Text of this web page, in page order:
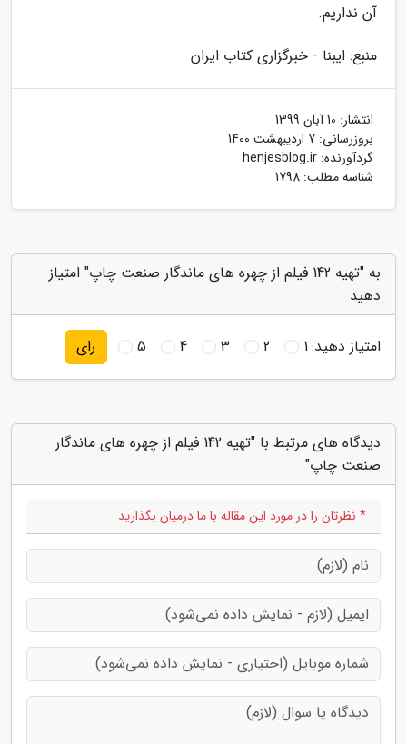
آن نداریم.
منبع: ایبنا - خبرگزاری کتاب ایران
انتشار: 10 آبان 1399
بروزرسانی: 7 اردیبهشت 1400
گردآورنده: henjesblog.ir
شناسه مطلب: 1798
به "تهیه 142 فیلم از چهره های ماندگار صنعت چاپ" امتیاز
دهید
امتیاز دهید:1
2
3
4
5 رای
دیدگاه های مرتبط با "تهیه 142 فیلم از چهره های ماندگار
صنعت چاپ"
* نظرتان را در مورد این مقاله با ما درمیان بگذارید